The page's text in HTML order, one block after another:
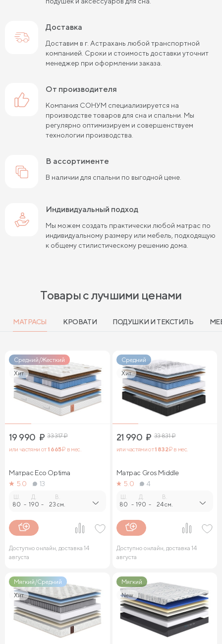
Доставка
Доставим в г. Астрахань любой транспортной
компанией. Сроки и стоимость доставки уточнит
менеджер при оформлении заказа.
от производителя
Компания СОНУМ специализируется на
производстве товаров для сна и спальни. Мы
регулярно оптимизируем и совершенствуем
технологии производства.
в ассортименте
В наличии для спальни по выгодной цене.
Индивидуальный подход
Мы можем создать практически любой матрас по
индивидуальному размеру или мебель, подходящую
к общему стилистическому решению дома.
Товары с лучшими ценами
МАТРАСЫ КРОВАТИ ПОДУШКИ И ТЕКСТИЛЬ
Средний/Жесткий
Хит
19 990 ₽ 33 317₽
или частями от1 665₽ в мес.
Матрас Eco Optima
5.0
13
80 -
Д.
190 -
В.
23 см.
Доступно онлайн, доставка 14
августа
Средний
Хит
21 990 ₽ 33 831₽
или частями от1 832₽ в мес.
Матрас Gros Middle
5.0
4
80 -
Д.
190 -
В.
24 см.
Доступно онлайн, доставка 14
августа
Мягкий/Средний
Хит
Мягкий
New